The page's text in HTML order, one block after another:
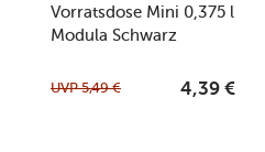
Vorratsdose Mini 0,375 l
Modula Schwarz
UVP5,49 € 4,39 €